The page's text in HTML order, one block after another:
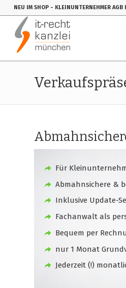
NEU IM SHOP - KLEINUNTERNEHMER AGB
Für
Abmahnsichere &
Inklusive Update-
Fachanwalt als
Bequem per
nur 1 Monat
Jederzeit (!)